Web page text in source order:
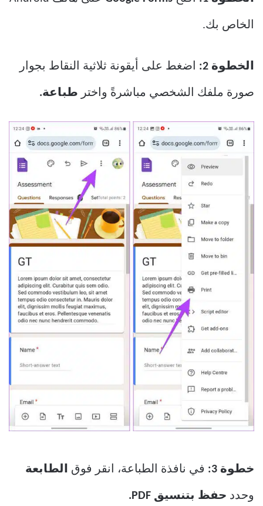
الخاص بك.
الخطوة 2: اضغط على أيقونة ثلاثية النقاط بجوار
صورة ملفك الشخصي مباشرةً واختر طباعة.
خطوة 3: في نافذة الطباعة، انقر فوق الطابعة
وحدد حفظ بتنسيق PDF.